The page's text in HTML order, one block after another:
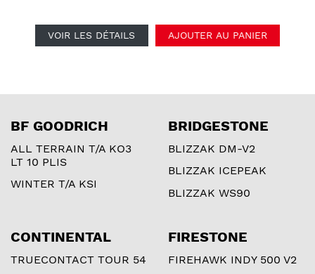
VOIR LES DÉTAILS AJOUTER AU PANIER
BF GOODRICH
ALL TERRAIN T/A KO3
LT 10 PLIS
WINTER T/A KSI
BRIDGESTONE
BLIZZAK DM-V2
BLIZZAK ICEPEAK
BLIZZAK WS90
CONTINENTAL
TRUECONTACT TOUR 54
FIRESTONE
FIREHAWK INDY 500 V2